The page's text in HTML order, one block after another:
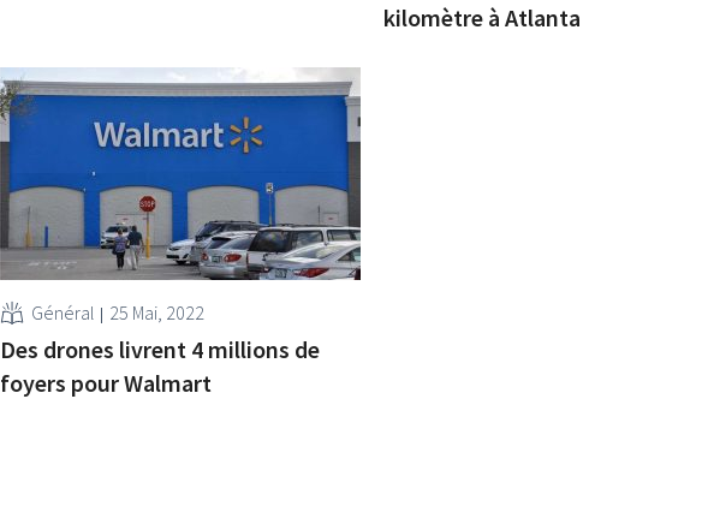
kilomètre à Atlanta
Général 25 Mai, 2022
Des drones livrent 4 millions de
foyers pour Walmart